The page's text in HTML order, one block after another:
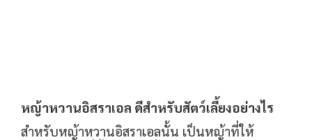
หญ้าหวานอิสราเอล ดีสำหรับสัตว์เลี้ยงอย่างไร
สำหรับหญ้าหวานอิสราเอลนั้น เป็นหญ้าที่ให้